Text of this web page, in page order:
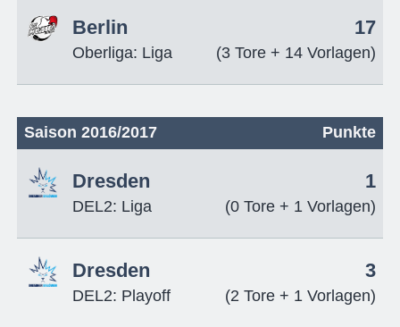
Berlin
Oberliga: Liga
17
(3 Tore + 14 Vorlagen)
Saison 2016/2017 Punkte
Dresden
DEL2: Liga
1
(0 Tore + 1 Vorlagen)
Dresden
DEL2: Playoff
3
(2 Tore + 1 Vorlagen)